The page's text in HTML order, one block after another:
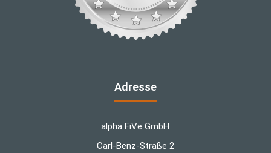
Adresse
alpha FiVe GmbH
Carl-Benz-Straße 2